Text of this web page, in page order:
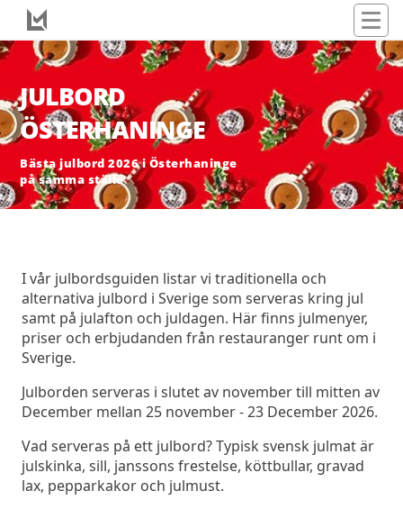
JULBORD
ÖSTERHANINGE
Bästa julbord 2026 i Österhaninge
på samma ställe
I vår julbordsguiden listar vi traditionella och
alternativa julbord i Sverige som serveras kring jul
samt på julafton och juldagen. Här finns julmenyer,
priser och erbjudanden från restauranger runt om i
Sverige.
Julborden serveras i slutet av november till mitten av
December mellan 25 november - 23 December 2026.
Vad serveras på ett julbord? Typisk svensk julmat är
julskinka, sill, janssons frestelse, köttbullar, gravad
lax, pepparkakor och julmust.